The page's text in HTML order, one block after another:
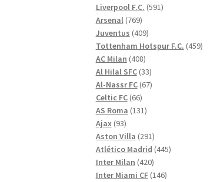
Liverpool F.C. 591591
Arsenal 769769
produkter
Juventus 409409
produkter
Tottenham Hotspur F.C. 459459
AC Milan 408408
produkter
Al Hilal SFC 3333
produkter
Al-Nassr FC 6767
Celtic FC 6666
produkter
AS Roma 131131
Ajax 9393
produkter
Aston Villa 291291
produkter
Atlético Madrid 445445
Inter Milan 420420
produkter
Inter Miami CF 146146